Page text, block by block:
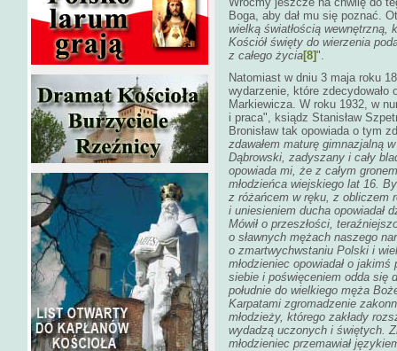
Boga, aby dał mu się poznać.
wielką światłością wewnętrzną,
Kościół święty do wierzenia
z całego życia[8]".
Natomiast w dniu 3 maja roku
wydarzenie, które zdecydowało
Markiewicza. W roku 1932, w
i praca", ksiądz Stanisław
Bronisław tak opowiada o tym
zdawałem maturę gimnazjalną
Dąbrowski, zadyszany i cały
opowiada mi, że z całym
młodzieńca wiejskiego lat 16.
z różańcem w ręku, z obliczem
i uniesieniem ducha opowiadał
Mówił o przeszłości,
o sławnych mężach naszego
o zmartwychwstaniu Polski i
młodzieniec opowiadał o
siebie i poświęceniem odda się
południe do wielkiego męża
Karpatami zgromadzenie
młodzieży, którego zakłady
wydadzą uczonych i świętych.
młodzieniec przemawiał